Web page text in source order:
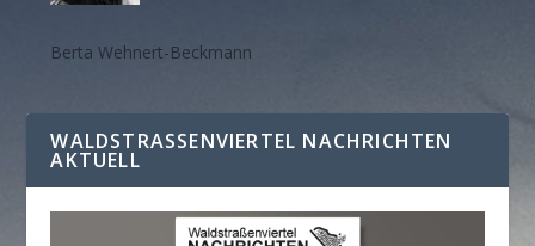
Berta Wehnert-Beckmann
WALDSTRASSENVIERTEL NACHRICHTEN A
KTUELL